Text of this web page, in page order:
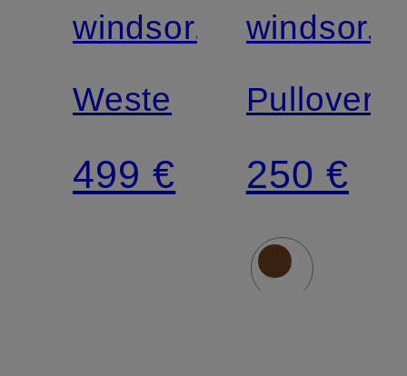
windsor.
Weste
499 €
windsor.
Pullover
250 €